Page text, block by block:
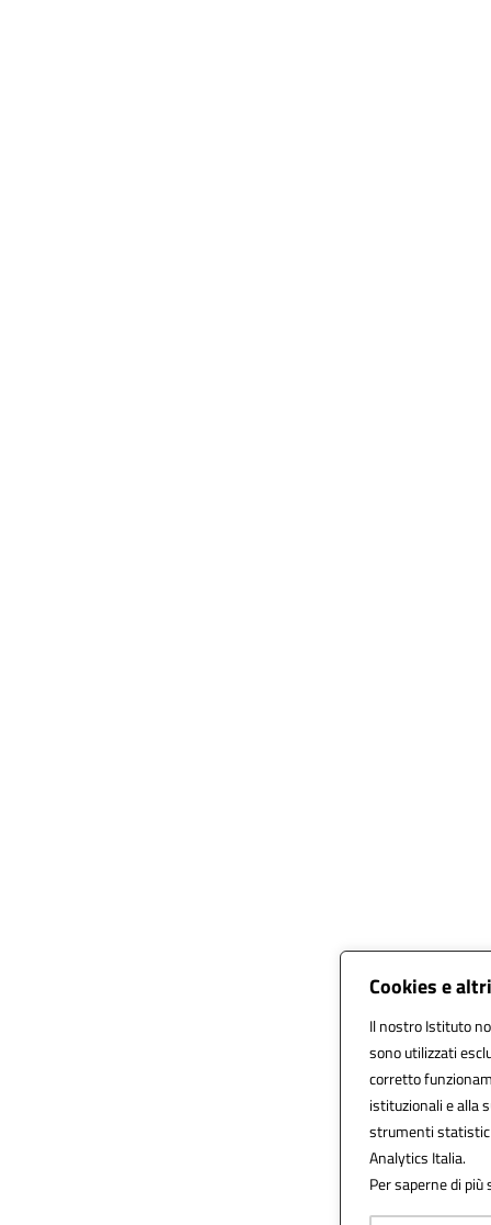
Cookies e
Il nostro Istituto
sono utilizzati
corretto
istituzionali e alla
strumenti
Analytics Italia.
Per saperne di